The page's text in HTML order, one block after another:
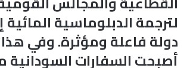
لترجمة الدبلوماسية المائية
دولة فاعلة ومؤثرة. وفي هذا
أصبحت السفارات السودانية